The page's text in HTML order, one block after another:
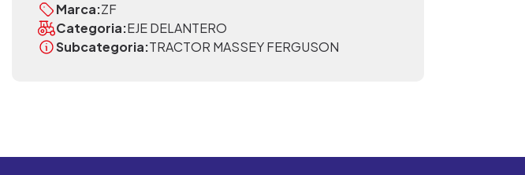
Marca:ZF
Categoria:EJE DELANTERO
Subcategoria:TRACTOR MASSEY FERGUSON